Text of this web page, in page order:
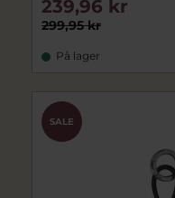
299,95 kr
239,96 kr
På lager
SALE